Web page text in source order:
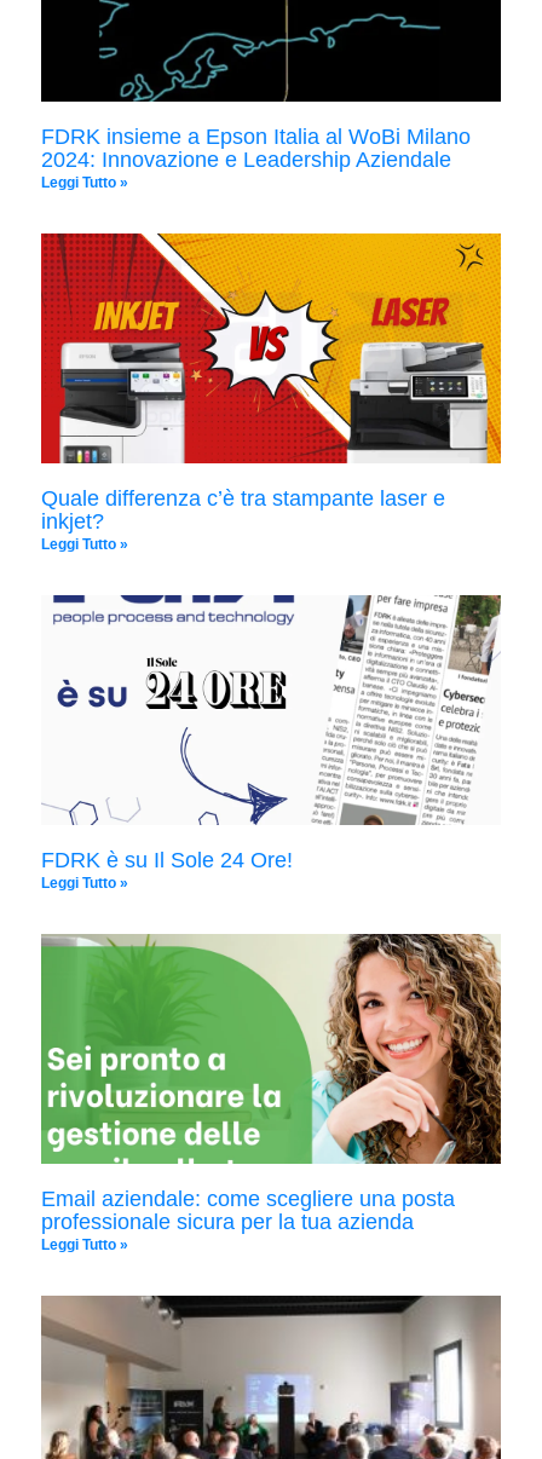
FDRK insieme a Epson Italia al WoBi Milano
2024: Innovazione e Leadership Aziendale
Leggi Tutto »
Quale differenza c’è tra stampante laser e
inkjet?
Leggi Tutto »
FDRK è su Il Sole 24 Ore!
Leggi Tutto »
Email aziendale: come scegliere una posta
professionale sicura per la tua azienda
Leggi Tutto »